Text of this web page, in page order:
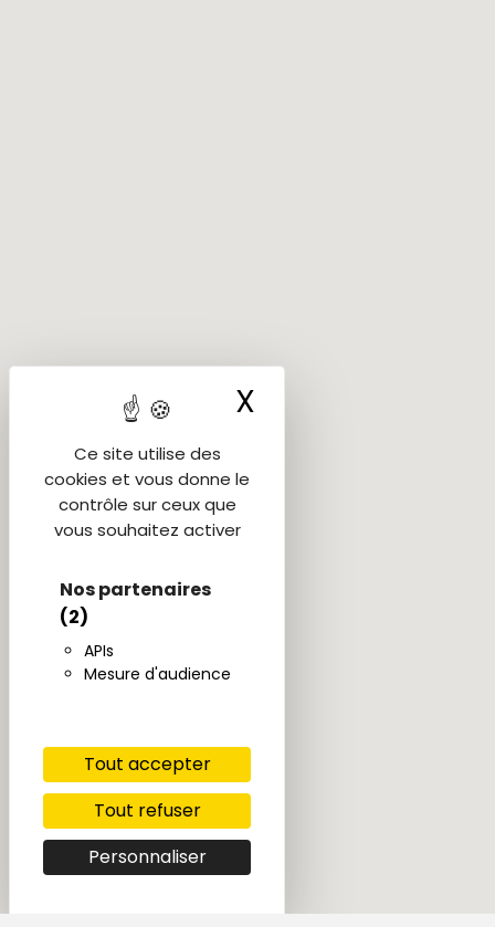
Ce site utilise des
cookies et vous donne le
contrôle sur ceux que
vous souhaitez activer
Nos partenaires
(2)
APIs
Mesure d'audience
Tout accepter
Tout refuser
Personnaliser
X